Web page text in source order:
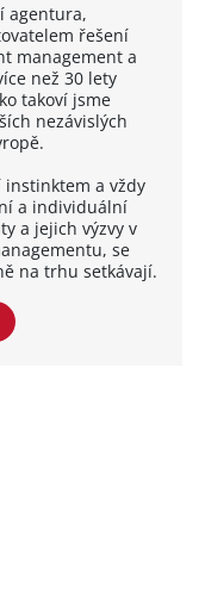
agentura,
řešení
management a
než 30 lety
takoví jsme
nezávislých
a vždy
a individuální
a jejich výzvy v
se
na trhu setkávají.